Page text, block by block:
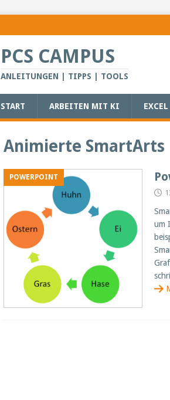
PCS CAMPUS
ANLEITUNGEN | TIPPS | TOOLS
START ARBEITEN MIT KI EXCEL
Animierte SmartArts
POWERPOINT
um